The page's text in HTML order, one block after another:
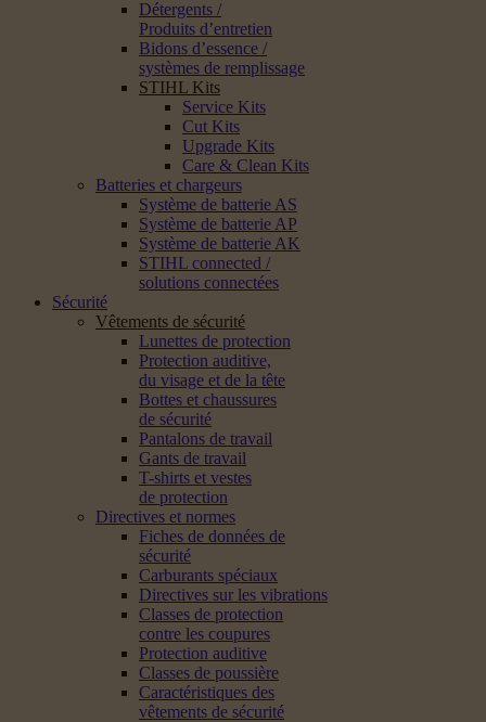
Détergents /
Produits d’entretien
Bidons d’essence /
systèmes de remplissage
STIHL Kits
Service Kits
Cut Kits
Upgrade Kits
Care & Clean Kits
Batteries et chargeurs
Système de batterie AS
Système de batterie AP
Système de batterie AK
STIHL connected /
solutions connectées
Sécurité
Vêtements de sécurité
Lunettes de protection
Protection auditive,
du visage et de la tête
Bottes et chaussures
de sécurité
Pantalons de travail
Gants de travail
T-shirts et vestes
de protection
Directives et normes
Fiches de données de
sécurité
Carburants spéciaux
Directives sur les vibrations
Classes de protection
contre les coupures
Protection auditive
Classes de poussière
Caractéristiques des
vêtements de sécurité